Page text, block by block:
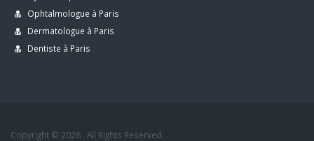
Ophtalmologue à Paris
Dermatologue à Paris
Dentiste à Paris
Copyright © 2026 . All Rights Reserved.